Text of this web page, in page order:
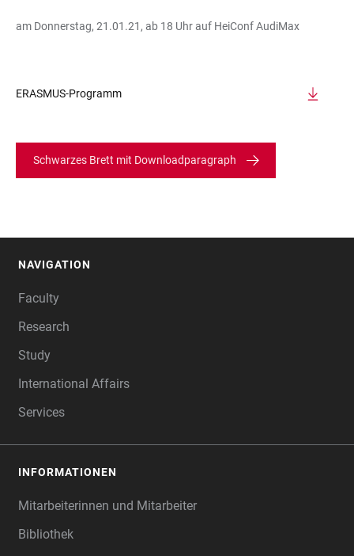
am Donnerstag, 21.01.21, ab 18 Uhr auf HeiConf AudiMax
ERASMUS-Programm
Schwarzes Brett mit Downloadparagraph
NAVIGATION
Faculty
Research
Study
International Affairs
Services
INFORMATIONEN
Mitarbeiterinnen und Mitarbeiter
Bibliothek